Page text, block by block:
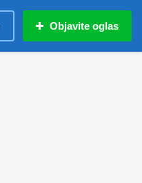
Objavite oglas